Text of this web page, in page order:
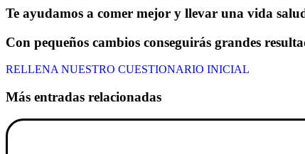
Te ayudamos a comer mejor y llevar una vida
Con pequeños cambios conseguirás grandes
RELLENA NUESTRO CUESTIONARIO INICIAL
Más entradas relacionadas